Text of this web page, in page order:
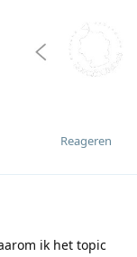
Reageren
ik het topic